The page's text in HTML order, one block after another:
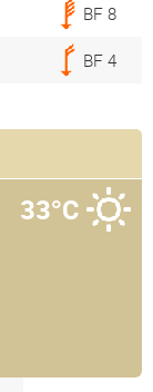
BF 8
BF 4
33°C